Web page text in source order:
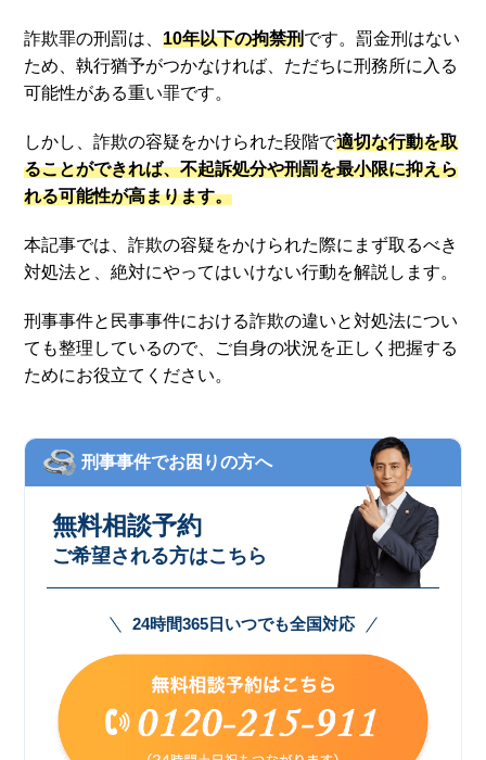
無料相談の口コミ評判
詐欺罪の刑罰は、10年以下の拘禁刑です。罰金刑はない
ため、執行猶予がつかなければ、ただちに刑務所に入る
可能性がある重い罪です。
しかし、詐欺の容疑をかけられた段階で適切な行動を取
ることができれば、不起訴処分や刑罰を最小限に抑えら
れる可能性が高まります。
本記事では、詐欺の容疑をかけられた際にまず取るべき
対処法と、絶対にやってはいけない行動を解説します。
刑事事件と民事事件における詐欺の違いと対処法につい
ても整理しているので、ご自身の状況を正しく把握する
ためにお役立てください。
刑事事件でお困りの方へ
無料相談予約
ご希望される方はこちら
24時間365日いつでも全国対応